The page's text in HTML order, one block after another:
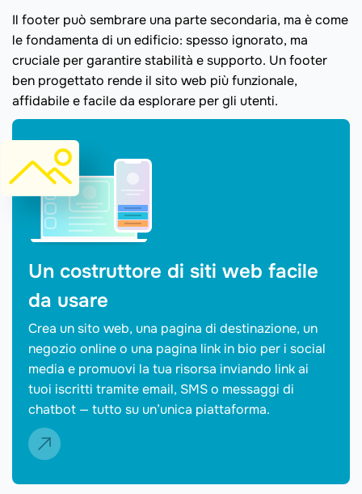
Il footer può sembrare una parte secondaria, ma è come
le fondamenta di un edificio: spesso ignorato, ma
cruciale per garantire stabilità e supporto. Un footer
ben progettato rende il sito web più funzionale,
affidabile e facile da esplorare per gli utenti.
Un costruttore di siti web facile
da usare
Crea un sito web, una pagina di destinazione, un
negozio online o una pagina link in bio per i social
media e promuovi la tua risorsa inviando link ai
tuoi iscritti tramite email, SMS o messaggi di
chatbot — tutto su un’unica piattaforma.